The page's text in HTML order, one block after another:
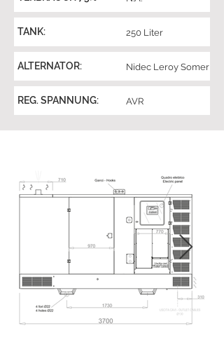
TANK: 250 Liter
ALTERNATOR: Nidec Leroy Somer
REG. SPANNUNG: AVR